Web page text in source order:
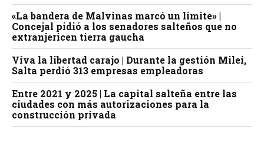
«La bandera de Malvinas marcó un límite» |
Concejal pidió a los senadores salteños que no
extranjericen tierra gaucha
Viva la libertad carajo | Durante la gestión Milei,
Salta perdió 313 empresas empleadoras
Entre 2021 y 2025 | La capital salteña entre las
ciudades con más autorizaciones para la
construcción privada